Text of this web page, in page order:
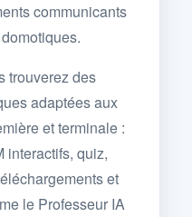
communicants
trouverez des
adaptées aux
et terminale :
interactifs, quiz,
et
le Professeur IA